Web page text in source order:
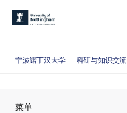
宁波诺丁汉大学 科研与知识交流
菜单